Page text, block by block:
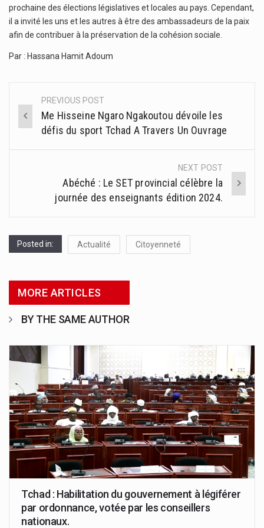
prochaine des élections législatives et locales au pays. Cependant,
il a invité les uns et les autres à être des ambassadeurs de la paix
afin de contribuer à la préservation de la cohésion sociale.
Par : Hassana Hamit Adoum
Post
navigation
PREVIOUS POST
Me Hisseine Ngaro Ngakoutou dévoile les
défis du sport Tchad A Travers Un Ouvrage
NEXT POST
Abéché : Le SET provincial célèbre la
journée des enseignants édition 2024.
Posted in: Actualité Citoyenneté
MORE ARTICLES
BY THE SAME AUTHOR
Tchad : Habilitation du gouvernement à légiférer
par ordonnance, votée par les conseillers
nationaux.